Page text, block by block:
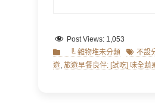
Post Views: 1,053
Categories
╚ 雜物堆未分類 Tags不設
遊, 旅遊早餐良伴: [試吃] 味全蔬